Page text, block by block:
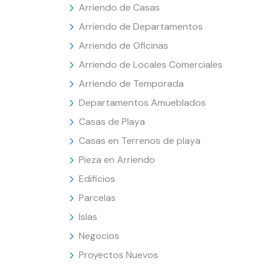
Arriendo de Casas
Arriendo de Departamentos
Arriendo de Oficinas
Arriendo de Locales Comerciales
Arriendo de Temporada
Departamentos Amueblados
Casas de Playa
Casas en Terrenos de playa
Pieza en Arriendo
Edificios
Parcelas
Islas
Negocios
Proyectos Nuevos